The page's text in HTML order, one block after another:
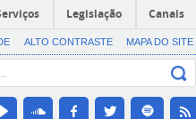
Legislação Canais
ALTO CONTRASTE MAPA DO SITE